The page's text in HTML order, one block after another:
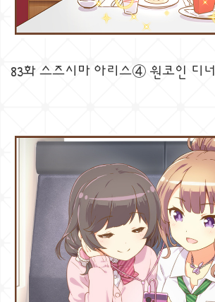
83화 스즈시마 아리스④ 원코인 디너